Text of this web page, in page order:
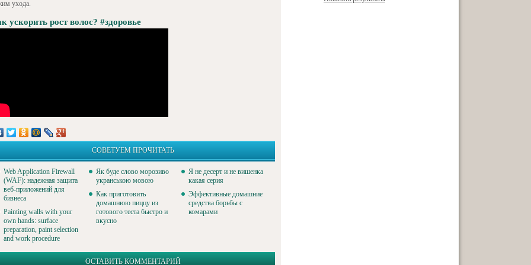
ухода.
ускорить рост волос? #здоровье
СОВЕТУЕМ ПРОЧИТАТЬ
Web Application Firewall
(WAF): надежная защита
веб-приложений для
бизнеса
Painting walls with your
own hands: surface
preparation, paint selection
and work procedure
Як буде слово морозиво
укранською мовою
Как приготовить
домашнюю пиццу из
готового теста быстро и
вкусно
Я не десерт и не вишенка
какая серия
Эффективные домашние
средства борьбы с
комарами
ОСТАВИТЬ КОММЕНТАРИЙ